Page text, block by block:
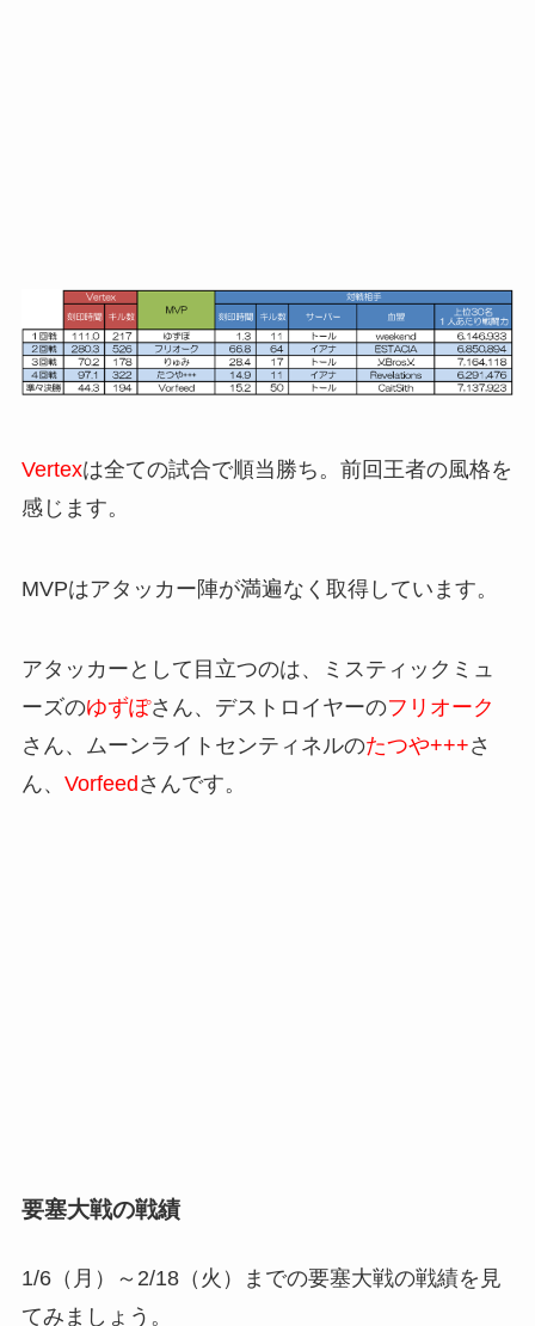
Vertexは全ての試合で順当勝ち。前回王者の風格を
感じます。
MVPはアタッカー陣が満遍なく取得しています。
アタッカーとして目立つのは、ミスティックミュ
ーズのゆずぽさん、デストロイヤーのフリオーク
さん、ムーンライトセンティネルのたつや+++さ
ん、 Vorfeed さんです。
要塞大戦の戦績
1/6（月）～2/18（火）までの要塞大戦の戦績を見
てみましょう。